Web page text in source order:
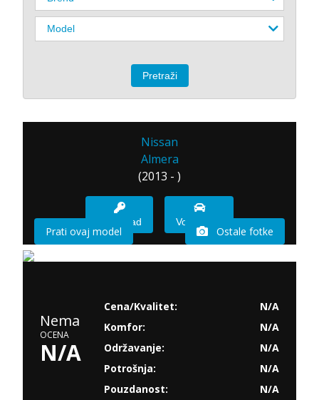
Nissan
Almera
(2013 - )
Imam sad Vozio sam
Prati ovaj model Ostale fotke
Nema
OCENA
N/A
Cena/Kvalitet:
N/A
Komfor:
N/A
Održavanje:
N/A
Potrošnja:
N/A
Pouzdanost:
N/A